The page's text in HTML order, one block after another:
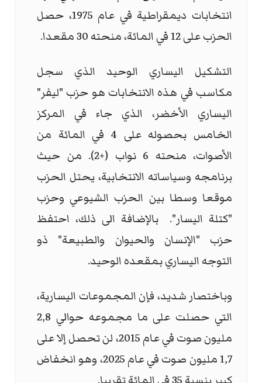
انتخابات ديمقراطية في عام 1975، حصل
الحزب على 12 في المائة، منحته 30 مقعدا.
التشكيل اليساري الوحيد الذي سجل
مكاسب في هذه الانتخابات هو حزب "ليفر"
اليساري الأخضر، الذي جاء في المركز
الخامس بحصوله على 4 في المائة من
الأصوات، منحته 6 نواب (+2). من حيث
برنامجه وسياساته الانتخابية، يحتل الحزب
موقعا وسطا بين الحزب الشيوعي وحزب
"كتلة اليسار". بالإضافة الى ذلك، احتفظ
حزب "الإنسان والحيوان والطبيعة" ذو
التوجه اليساري بمقعده الوحيد.
وباختصار شديد، فإن المجموعات اليسارية،
التي حصلت على ما مجموعه حوالي 2,8
مليون صوت في عام 2015، لن تحصل إلا على
1,7 مليون صوت في عام 2025، وهو انخفاض